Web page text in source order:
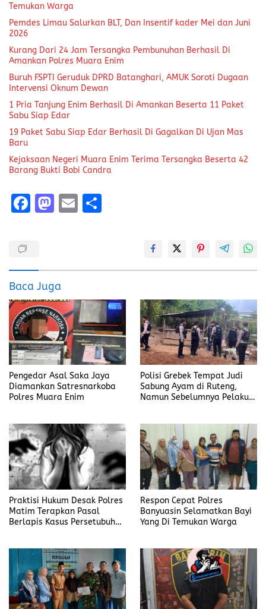
Temukan Warga
Pemdes Limau Salurkan BLT, Dan Insentif kader Mei dan Juni
2026
Kurang Dari 24 Jam Tersangka Pembunuhan Berhasil Di
Amankan Polres Muara Enim
Buruh FSPTI Geruduk DPRD Batanghari, AMUK Soroti Dugaan
Intervensi Oknum Dewan
1 Pria Tanjung Enim Berhasil Di Amankan Beserta 11 Paket
Sabu Siap Edar
19 Paket Sabu Siap Edar Berhasil Di Gagalkan Di Ujan Mas
Baru
Kejaksaan Negeri Muara Enim Terima Tersangka Beserta 42
Barang Bukti Bobi Candra
F
o
o
k
M
d
o
n
E
Baca Juga
Pengedar Asal Saka Jaya
Diamankan Satresnarkoba
Polres Muara Enim
Polisi Grebek Tempat Judi
Sabung Ayam di Ruteng,
Namun Sebelumnya Pelaku
Praktisi Hukum Desak Polres
Matim Terapkan Pasal
Berlapis Kasus Persetubuhan
Respon Cepat Polres
Banyuasin Selamatkan Bayi
Yang Di Temukan Warga